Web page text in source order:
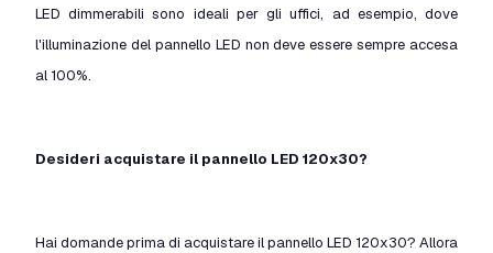
LED dimmerabili sono ideali per gli uffici, ad esempio, dove
l'illuminazione del pannello LED non deve essere sempre accesa
al 100%.
Desideri acquistare il pannello LED 120x30?
Hai domande prima di acquistare il pannello LED 120x30? Allora